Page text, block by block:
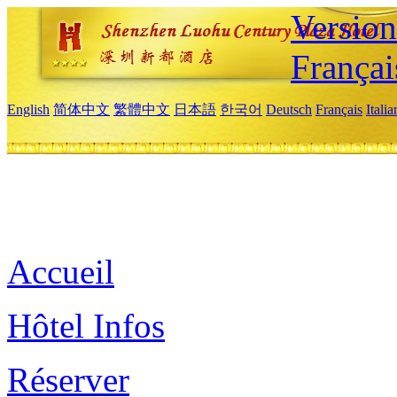
English 简体中文 繁體中文 日本語 한국어 Deutsch Français
Accueil
Hôtel Infos
Réserver